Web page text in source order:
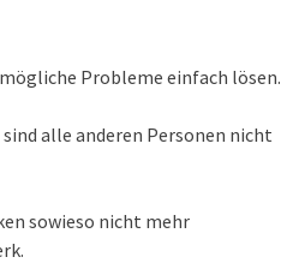
Probleme einfach lösen.
alle anderen Personen nicht
sowieso nicht mehr